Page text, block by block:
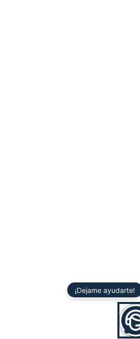
¡Dejame ayudarte!